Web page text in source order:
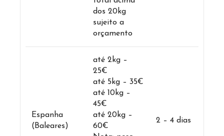
dos 20kg
sujeito a
orçamento
Espanha
(Baleares)
até 2kg –
25€
até 5kg – 35€
até 10kg –
45€
até 20kg –
60€
2 – 4 dias